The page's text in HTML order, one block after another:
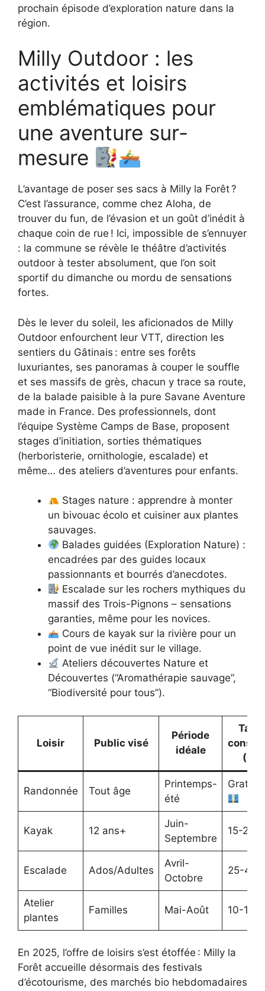
prochain épisode d’exploration nature dans la
région.
Milly Outdoor : les
activités et loisirs
emblématiques pour
une aventure sur-
mesure
L’avantage de poser ses sacs à Milly la Forêt ?
C’est l’assurance, comme chez Aloha, de
trouver du fun, de l’évasion et un goût d’inédit à
chaque coin de rue ! Ici, impossible de s’ennuyer
: la commune se révèle le théâtre d’activités
outdoor à tester absolument, que l’on soit
sportif du dimanche ou mordu de sensations
fortes.
Dès le lever du soleil, les aficionados de Milly
Outdoor enfourchent leur VTT, direction les
sentiers du Gâtinais : entre ses forêts
luxuriantes, ses panoramas à couper le souffle
et ses massifs de grès, chacun y trace sa route,
de la balade paisible à la pure Savane Aventure
made in France. Des professionnels, dont
l’équipe Système Camps de Base, proposent
stages d’initiation, sorties thématiques
(herboristerie, ornithologie, escalade) et
même… des ateliers d’aventures pour enfants.
Stages nature : apprendre à monter
un bivouac écolo et cuisiner aux plantes
sauvages.
Balades guidées (Exploration Nature) :
encadrées par des guides locaux
passionnants et bourrés d’anecdotes.
Escalade sur les rochers mythiques du
massif des Trois-Pignons – sensations
garanties, même pour les novices.
Cours de kayak sur la rivière pour un
point de vue inédit sur le village.
Ateliers découvertes Nature et
Découvertes (“Aromathérapie sauvage”,
“Biodiversité pour tous”).
Loisir Public visé
Période
idéale
Tarif
(€)
Randonnée Tout âge
Printemps-
été
Gratuit
Kayak 12 ans+
Juin-
Septembre
15-20
Escalade Ados/Adultes
Avril-
Octobre
25-40
Atelier
plantes
Familles Mai-Août 10-15
En 2025, l’offre de loisirs s’est étoffée : Milly la
Forêt accueille désormais des festivals
d’écotourisme, des marchés bio hebdomadaires